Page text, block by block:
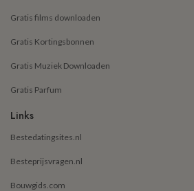
Gratis films downloaden
Gratis Kortingsbonnen
Gratis Muziek Downloaden
Gratis Parfum
Links
Bestedatingsites.nl
Besteprijsvragen.nl
Bouwgids.com